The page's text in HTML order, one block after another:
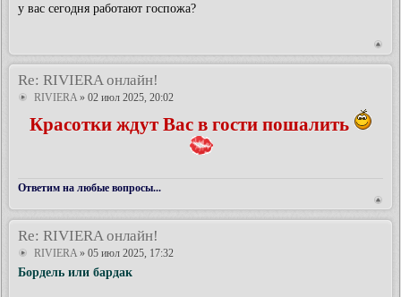
у вас сегодня работают госпожа?
Re: RIVIERA онлайн!
RIVIERA » 02 июл 2025, 20:02
Красотки ждут Вас в гости пошалить
Ответим на любые вопросы...
Re: RIVIERA онлайн!
RIVIERA» 05 июл 2025, 17:32
Бордель или бардак